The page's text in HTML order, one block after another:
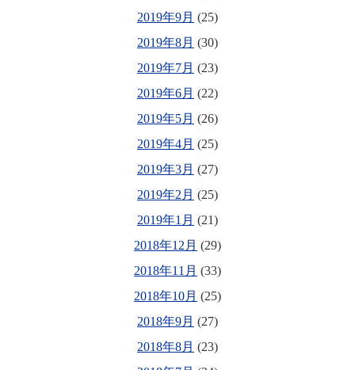
2019年9月 (25)
2019年8月 (30)
2019年7月 (23)
2019年6月 (22)
2019年5月 (26)
2019年4月 (25)
2019年3月 (27)
2019年2月 (25)
2019年1月 (21)
2018年12月 (29)
2018年11月 (33)
2018年10月 (25)
2018年9月 (27)
2018年8月 (23)